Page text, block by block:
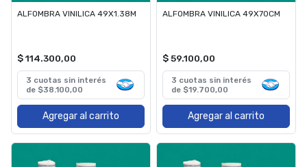
ALFOMBRA VINILICA 49X1.38M
$ 114.300,00
3 cuotas sin interés
de $38.100,00
Agregar al carrito
ALFOMBRA VINILICA 49X70CM
$ 59.100,00
3 cuotas sin interés
de $19.700,00
Agregar al carrito